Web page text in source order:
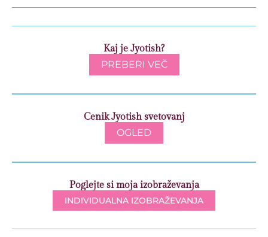
Kaj je Jyotish?
PREBERI VEČ
Cenik Jyotish svetovanj
OGLED
Poglejte si moja izobraževanja
INDIVIDUALNA IZOBRAŽEVANJA